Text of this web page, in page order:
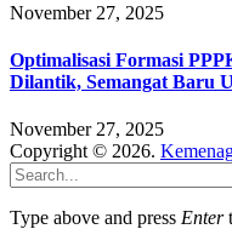
November 27, 2025
Optimalisasi Formasi
Dilantik, Semangat Baru
November 27, 2025
Copyright © 2026.
Type above and press Enter